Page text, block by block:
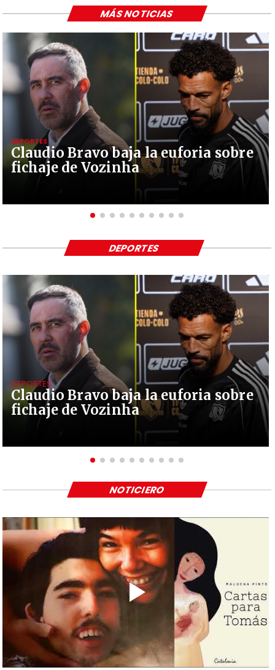
Claudio Bravo baja la euforia sobre
fichaje de Vozinha
DEPORTES
MÁS NOTICIAS
Claudio Bravo baja la euforia sobre
fichaje de Vozinha
DEPORTES
DEPORTES
NOTICIERO